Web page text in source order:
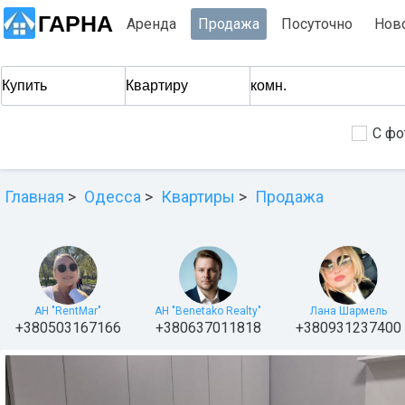
ГАРНА Аренда Продажа Посуточно
С
Главная Одесса Квартиры Продажа
АН "RentMar"
+380503167166
АН "Benetako Realty"
+380637011818
Лана Шармель
+380931237400